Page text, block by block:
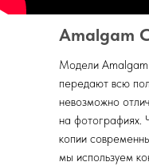
Amalgam
Модели
передают всю
невозможно
на фотографиях.
копии
мы используем